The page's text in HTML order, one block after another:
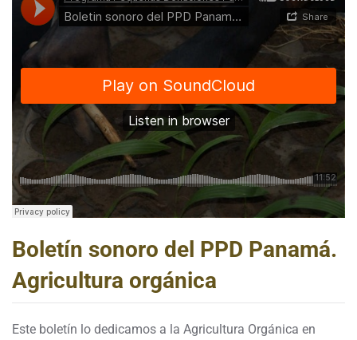
Boletín sonoro del PPD Panamá.
Agricultura orgánica
Este boletín lo dedicamos a la Agricultura Orgánica en